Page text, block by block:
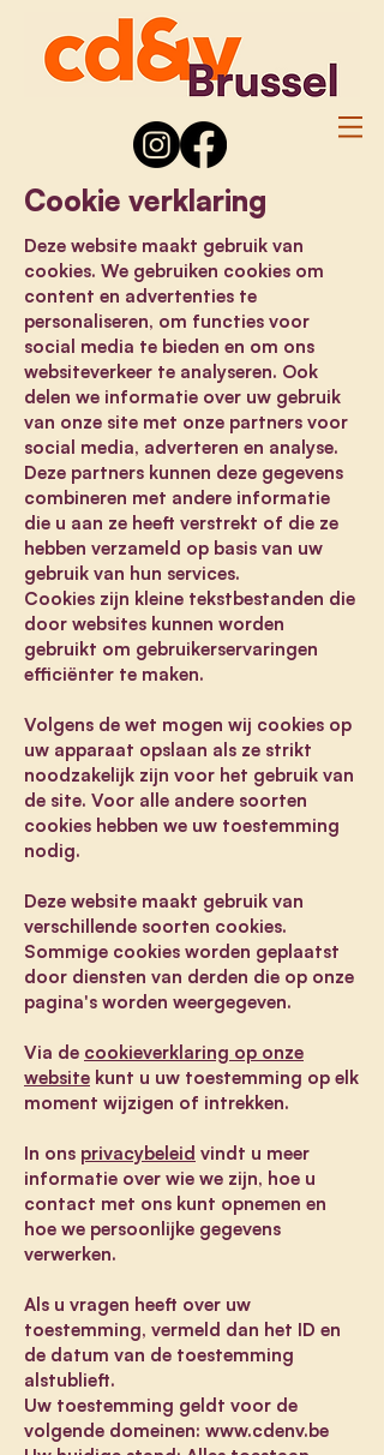
Cookie verklaring
Deze website maakt gebruik van
cookies. We gebruiken cookies om
content en advertenties te
personaliseren, om functies voor
social media te bieden en om ons
websiteverkeer te analyseren. Ook
delen we informatie over uw gebruik
van onze site met onze partners voor
social media, adverteren en analyse.
Deze partners kunnen deze gegevens
combineren met andere informatie
die u aan ze heeft verstrekt of die ze
hebben verzameld op basis van uw
gebruik van hun services.
Cookies zijn kleine tekstbestanden die
door websites kunnen worden
gebruikt om gebruikerservaringen
efficiënter te maken.
Volgens de wet mogen wij cookies op
uw apparaat opslaan als ze strikt
noodzakelijk zijn voor het gebruik van
de site. Voor alle andere soorten
cookies hebben we uw toestemming
nodig.
Deze website maakt gebruik van
verschillende soorten cookies.
Sommige cookies worden geplaatst
door diensten van derden die op onze
pagina's worden weergegeven.
Via de cookieverklaring op onze
website kunt u uw toestemming op elk
moment wijzigen of intrekken.
In ons privacybeleid vindt u meer
informatie over wie we zijn, hoe u
contact met ons kunt opnemen en
hoe we persoonlijke gegevens
verwerken.
Als u vragen heeft over uw
toestemming, vermeld dan het ID en
de datum van de toestemming
alstublieft.
Uw toestemming geldt voor de
volgende domeinen: www.cdenv.be